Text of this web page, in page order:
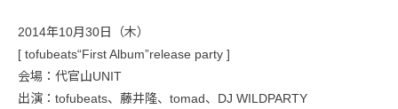
2014年10月30日（木）
[ tofubeats“First Album”release party ]
会場：代官山UNIT
出演：tofubeats、藤井隆、tomad、DJ WILDPARTY